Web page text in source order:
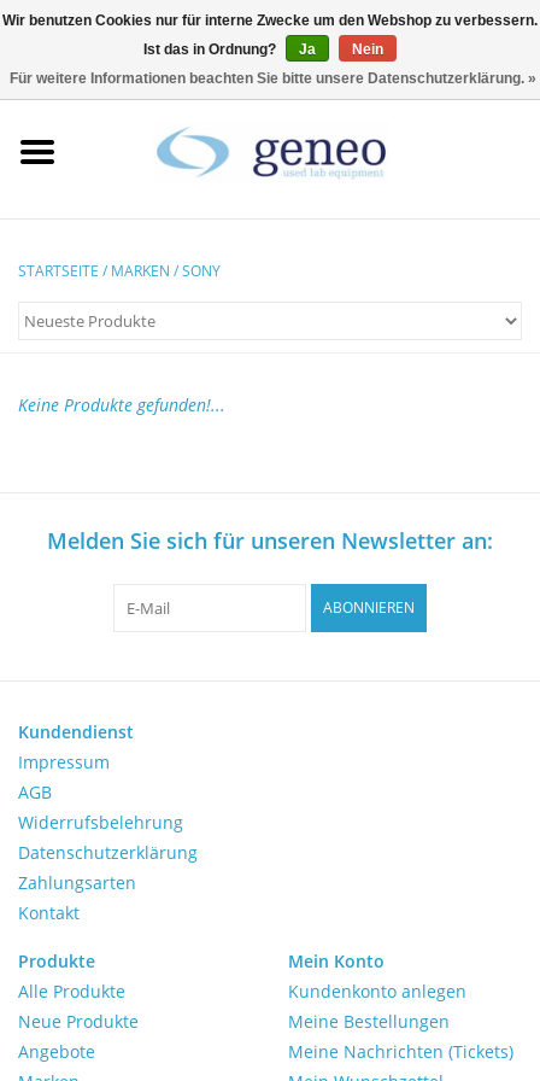
HPLC & Chromatographie
Inkubatoren &
Kühlschränke
Mikroskope
Waagen
Zentrifugen
Yellow Sub
Medizin
Laborgeräten bewerten
STARTSEITE / MARKEN /SONY
Keine Produkte gefunden!...
Melden Sie sich für unseren Newsletter an:
ABONNIEREN
Kundendienst
Impressum
AGB
Widerrufsbelehrung
Datenschutzerklärung
Zahlungsarten
Kontakt
Produkte
Alle Produkte
Neue Produkte
Angebote
Mein Konto
Kundenkonto anlegen
Meine Bestellungen
Meine Nachrichten (Tickets)
Wir benutzen Cookies nur für interne Zwecke um den Webshop zu verbessern.
Ist das in Ordnung?
Ja
Nein
Für weitere Informationen beachten Sie bitte unsere Datenschutzerklärung. »